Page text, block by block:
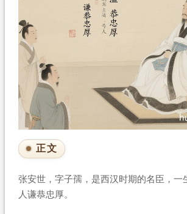
正文
张安世，字子孺，是西汉时期的名臣，一
人谦恭忠厚。